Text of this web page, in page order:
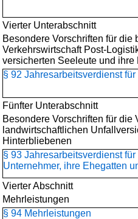
Vierter Unterabschnitt
Besondere Vorschriften für
Verkehrswirtschaft Post-
versicherten Seeleute und ihre
§ 92 Jahresarbeitsverdienst
Fünfter Unterabschnitt
Besondere Vorschriften für die
landwirtschaftlichen
Hinterbliebenen
§ 93 Jahresarbeitsverdienst
Unternehmer, ihre Ehegatten
Vierter Abschnitt
Mehrleistungen
§ 94 Mehrleistungen